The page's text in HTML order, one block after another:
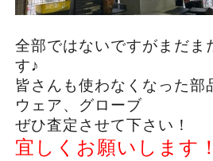
全部ではないですがまだま
す♪
皆さんも使わなくなった部
ウェア、グローブ
ぜひ査定させて下さい！
宜しくお願いします